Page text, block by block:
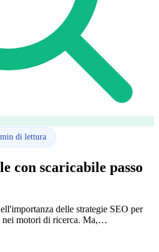
min di lettura
con scaricabile passo
delle strategie SEO per
nei motori di ricerca. Ma,…